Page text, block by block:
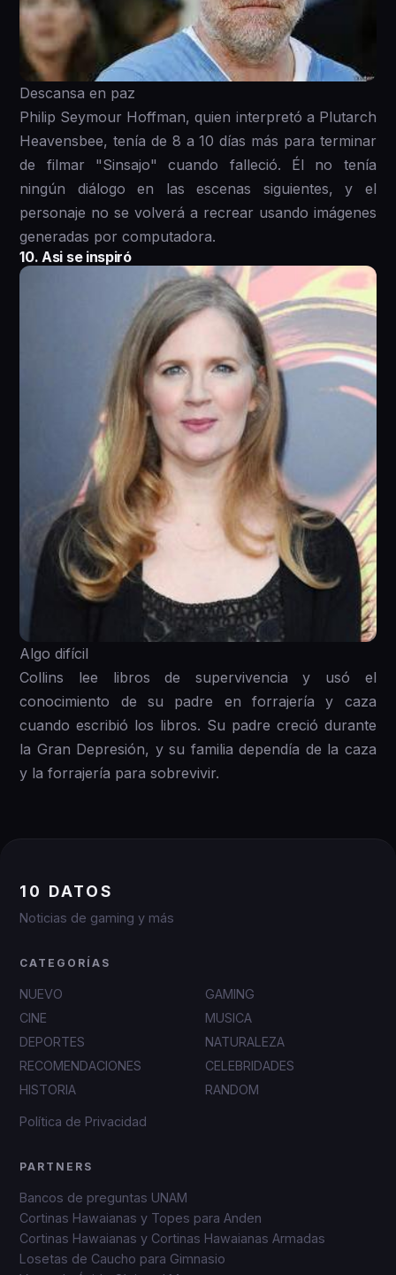
Descansa en paz
Philip Seymour Hoffman, quien interpretó a Plutarch
Heavensbee, tenía de 8 a 10 días más para terminar
de filmar "Sinsajo" cuando falleció. Él no tenía
ningún diálogo en las escenas siguientes, y el
personaje no se volverá a recrear usando imágenes
generadas por computadora.
10. Asi se inspiró
Algo difícil
Collins lee libros de supervivencia y usó el
conocimiento de su padre en forrajería y caza
cuando escribió los libros. Su padre creció durante
la Gran Depresión, y su familia dependía de la caza
y la forrajería para sobrevivir.
10 DATOS
Noticias de gaming y más
CATEGORÍAS
NUEVO
GAMING
CINE
MUSICA
DEPORTES
NATURALEZA
RECOMENDACIONES
CELEBRIDADES
HISTORIA
RANDOM
Política de Privacidad
PARTNERS
Bancos de preguntas UNAM
Cortinas Hawaianas y Topes para Anden
Cortinas Hawaianas y Cortinas Hawaianas Armadas
Losetas de Caucho para Gimnasio